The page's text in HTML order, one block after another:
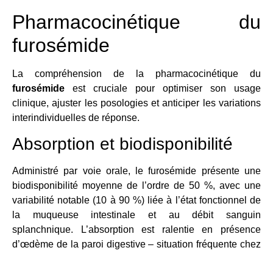
Pharmacocinétique du
furosémide
La compréhension de la pharmacocinétique du
furosémide est cruciale pour optimiser son usage
clinique, ajuster les posologies et anticiper les variations
interindividuelles de réponse.
Absorption et biodisponibilité
Administré par voie orale, le furosémide présente une
biodisponibilité moyenne de l’ordre de 50 %, avec une
variabilité notable (10 à 90 %) liée à l’état fonctionnel de
la muqueuse intestinale et au débit sanguin
splanchnique. L’absorption est ralentie en présence
d’œdème de la paroi digestive – situation fréquente chez